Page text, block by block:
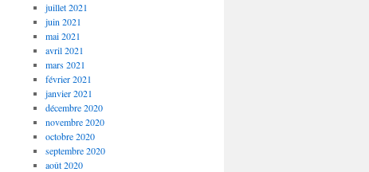
juillet 2021
juin 2021
mai 2021
avril 2021
mars 2021
février 2021
janvier 2021
décembre 2020
novembre 2020
octobre 2020
septembre 2020
août 2020